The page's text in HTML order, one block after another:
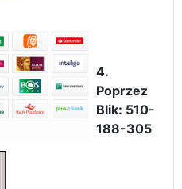
4.
Poprzez
Blik: 510-
188-305